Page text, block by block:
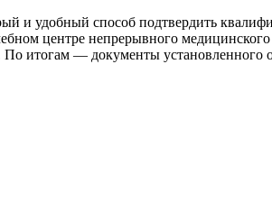
и удобный способ подтвердить
центре непрерывного
итогам — документы установленного